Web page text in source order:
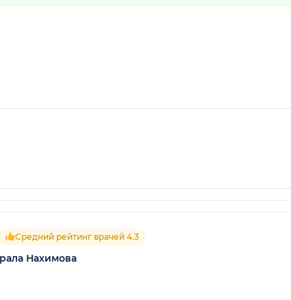
Средний рейтинг врачей 4.3
Нахимова